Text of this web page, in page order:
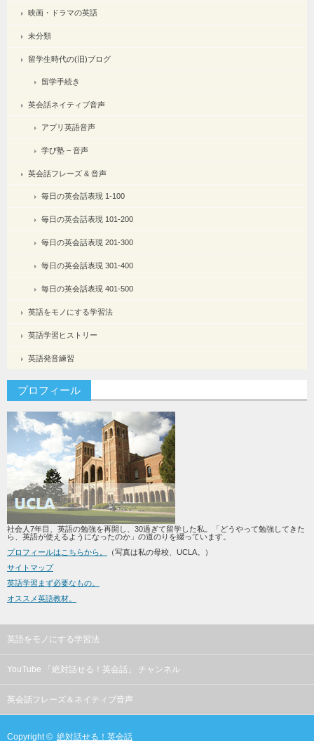
映画・ドラマの英語
未分類
留学生時代の(旧)ブログ
留学手続き
英会話ネイティブ音声
アプリ英語音声
学び塾 – 音声
英会話フレーズ & 音声
毎日の英会話表現 1-100
毎日の英会話表現 101-200
毎日の英会話表現 201-300
毎日の英会話表現 301-400
毎日の英会話表現 401-500
英語をモノにする学習法
英語学習ヒストリー
英語発音練習
プロフィール
社会人7年目、英語の勉強を再開し、30過ぎて留学した私。「どうやって勉強してきた
ら、英語が使えるようになったのか」の道のりを綴っています。
プロフィールはこちらから。
（写真は私の母校、UCLA。）
サイトマップ
英語学習まず必要なもの。
オススメ英語教材。
英語をモノにする学習法
YouTube 「絶対話せる！英会話」 チャンネル
英会話フレーズ＆ネイティブ音声
Copyright © 絶対話せる！英会話